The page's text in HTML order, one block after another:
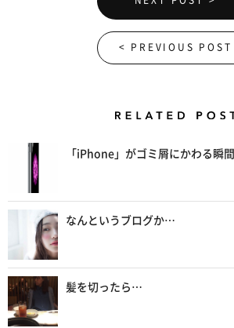
< PREVIOUS POST
「iPhone」がゴミ屑にかわる瞬間
なんというブログか…
髪を切ったら…